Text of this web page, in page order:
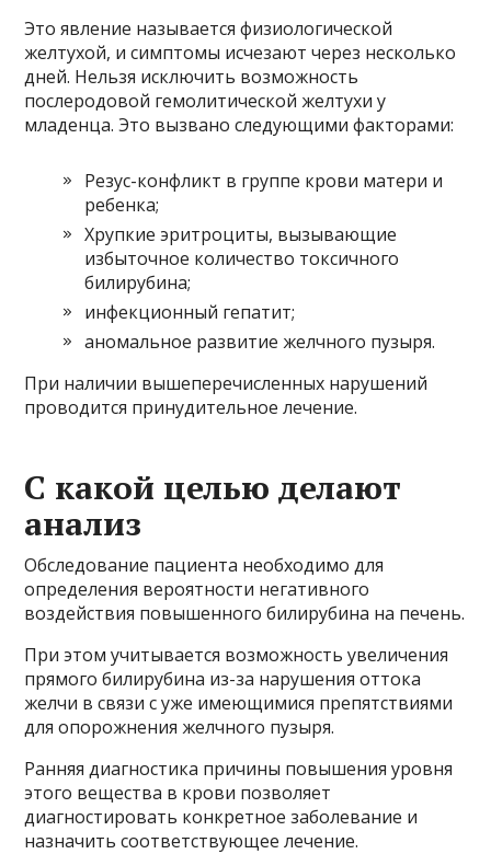
Это явление называется физиологической
желтухой, и симптомы исчезают через несколько
дней. Нельзя исключить возможность
послеродовой гемолитической желтухи у
младенца. Это вызвано следующими факторами:
Резус-конфликт в группе крови матери и
ребенка;
Хрупкие эритроциты, вызывающие
избыточное количество токсичного
билирубина;
инфекционный гепатит;
аномальное развитие желчного пузыря.
При наличии вышеперечисленных нарушений
проводится принудительное лечение.
С какой целью делают
анализ
Обследование пациента необходимо для
определения вероятности негативного
воздействия повышенного билирубина на печень.
При этом учитывается возможность увеличения
прямого билирубина из-за нарушения оттока
желчи в связи с уже имеющимися препятствиями
для опорожнения желчного пузыря.
Ранняя диагностика причины повышения уровня
этого вещества в крови позволяет
диагностировать конкретное заболевание и
назначить соответствующее лечение.